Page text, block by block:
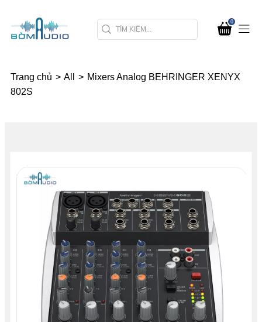
0
Trang chủ > All > Mixers Analog BEHRINGER XENYX
802S